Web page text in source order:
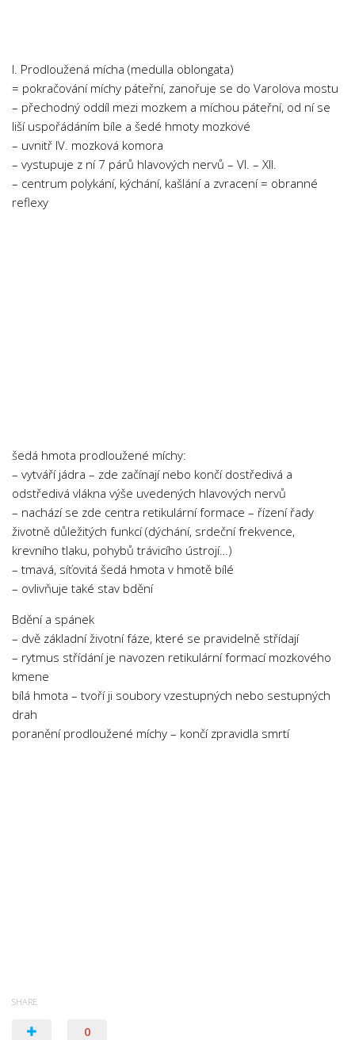
Ekologie
Ekonomie
Fyzika
Informatika
Jazyky
Management
Zdravotnictví
Zeměpis
Novinky
I. Prodloužená mícha (medulla oblongata)
= pokračování míchy páteřní, zanořuje se do Varolova mostu
– přechodný oddíl mezi mozkem a míchou páteřní, od ní se
liší uspořádáním bíle a šedé hmoty mozkové
– uvnitř IV. mozková komora
– vystupuje z ní 7 párů hlavových nervů – VI. – XII.
– centrum polykání, kýchání, kašlání a zvracení = obranné
reflexy
šedá hmota prodloužené míchy:
– vytváří jádra – zde začínají nebo končí dostředivá a
odstředivá vlákna výše uvedených hlavových nervů
– nachází se zde centra retikulární formace – řízení řady
životně důležitých funkcí (dýchání, srdeční frekvence,
krevního tlaku, pohybů trávicího ústrojí…)
– tmavá, síťovitá šedá hmota v hmotě bílé
– ovlivňuje také stav bdění
Bdění a spánek
– dvě základní životní fáze, které se pravidelně střídají
– rytmus střídání je navozen retikulární formací mozkového
kmene
bílá hmota – tvoří ji soubory vzestupných nebo sestupných
drah
poranění prodloužené míchy – končí zpravidla smrtí
SHARE
0